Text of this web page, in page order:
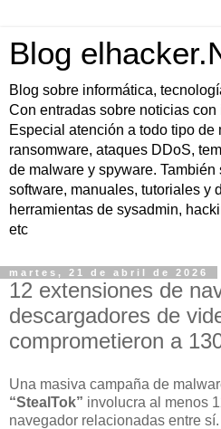
Blog
Blog sobre informática,
Con entradas sobre noticias
Especial atención a todo tipo de
ransomware, ataques DDoS,
de malware y spyware.
software, manuales, tutoriales y
herramientas de sysadmin,
etc
martes, 21 de abril de 2026
12 extensiones de
descargadores de
comprometieron a
Una masiva campaña de
“StealTok” involucra al menos
navegador relacionadas entre